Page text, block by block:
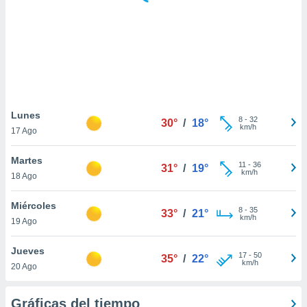
similares
como
sitio
de
traten tus
en
interés
su
Lunes
17 Ago
30° / 18° 8- 32
km/h
Martes
18 Ago
31° / 19° 11 - 36
km/h
Miércoles
19 Ago
33° / 21° 8- 35
km/h
Jueves
20 Ago
35° / 22° 17- 50
km/h
Gráficas del tiempo